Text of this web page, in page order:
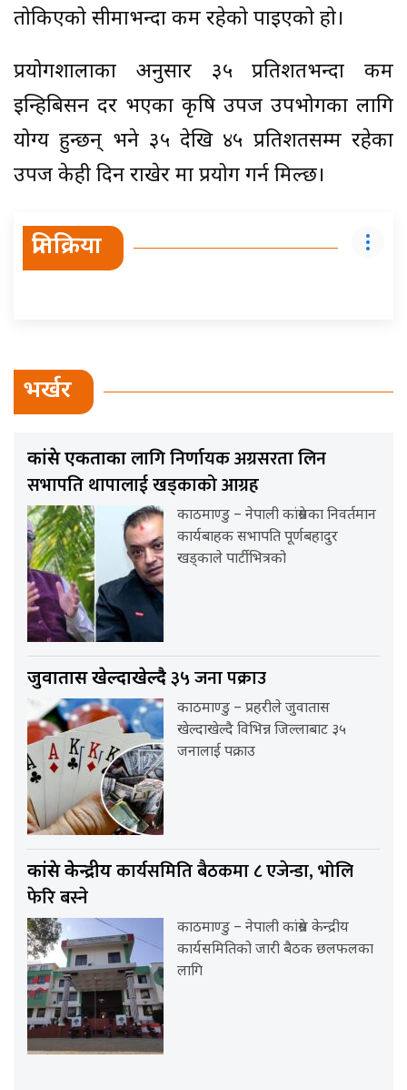
तोकिएको सीमाभन्दा कम रहेको पाइएको हो।
प्रयोगशालाका अनुसार ३५ प्रतिशतभन्दा कम
इन्हिबिसन दर भएका कृषि उपज उपभोगका लागि
योग्य हुन्छन् भने ३५ देखि ४५ प्रतिशतसम्म रहेका
उपज केही दिन राखेर मात्र प्रयोग गर्न मिल्छ।
प्रतिक्रिया
भर्खर
कांग्रेस एकताकालागि निर्णायक अग्रसरता लिन
सभापति थापालाई खड्काको आग्रह
काठमाण्डु – नेपाली कांग्रेसका निवर्तमान
कार्यबाहक सभापति पूर्णबहादुर
खड्काले पार्टीभित्रको
जुवातास खेल्दाखेल्दै३५ जना पक्राउ
काठमाण्डु – प्रहरीले जुवातास
खेल्दाखेल्दै विभिन्न जिल्लाबाट ३५
जनालाई पक्राउ
कांग्रेस केन्द्रीयकार्यसमिति बैठकमा ८ एजेन्डा, भोलि
फेरि बस्ने
काठमाण्डु – नेपाली कांग्रेस केन्द्रीय
कार्यसमितिको जारी बैठक छलफलका
लागि